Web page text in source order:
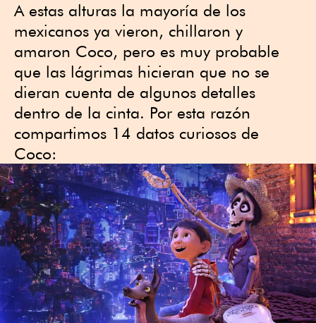
A estas alturas la mayoría de los
mexicanos ya vieron, chillaron y
amaron Coco, pero es muy probable
que las lágrimas hicieran que no se
dieran cuenta de algunos detalles
dentro de la cinta. Por esta razón
compartimos 14 datos curiosos de
Coco: